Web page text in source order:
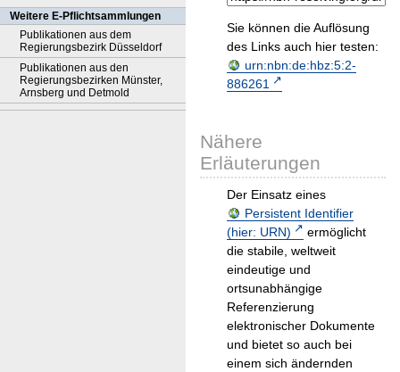
Weitere E-Pflichtsammlungen
Publikationen aus dem
Regierungsbezirk Düsseldorf
Publikationen aus den
Regierungsbezirken Münster,
Arnsberg und Detmold
Sie können die Auflösung
des Links auch hier testen:
urn:nbn:de:hbz:5:2-
886261
Nähere
Erläuterungen
Der Einsatz eines
Persistent Identifier
(hier: URN)
ermöglicht
die stabile, weltweit
eindeutige und
ortsunabhängige
Referenzierung
elektronischer Dokumente
und bietet so auch bei
einem sich ändernden